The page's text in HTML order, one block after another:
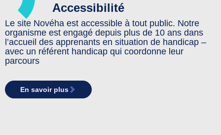
Accessibilité
Le site Novéha est accessible à tout public. Notre
organisme est engagé depuis plus de 10 ans dans
l’accueil des apprenants en situation de handicap –
avec un référent handicap qui coordonne leur
parcours
En savoir plus